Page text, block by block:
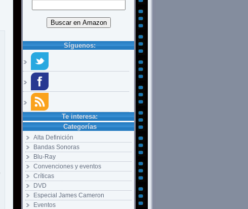
Síguenos:
Te interesa:
Categorías
Alta Definición
Bandas Sonoras
Blu-Ray
Convenciones y eventos
Críticas
DVD
Especial James Cameron
Eventos